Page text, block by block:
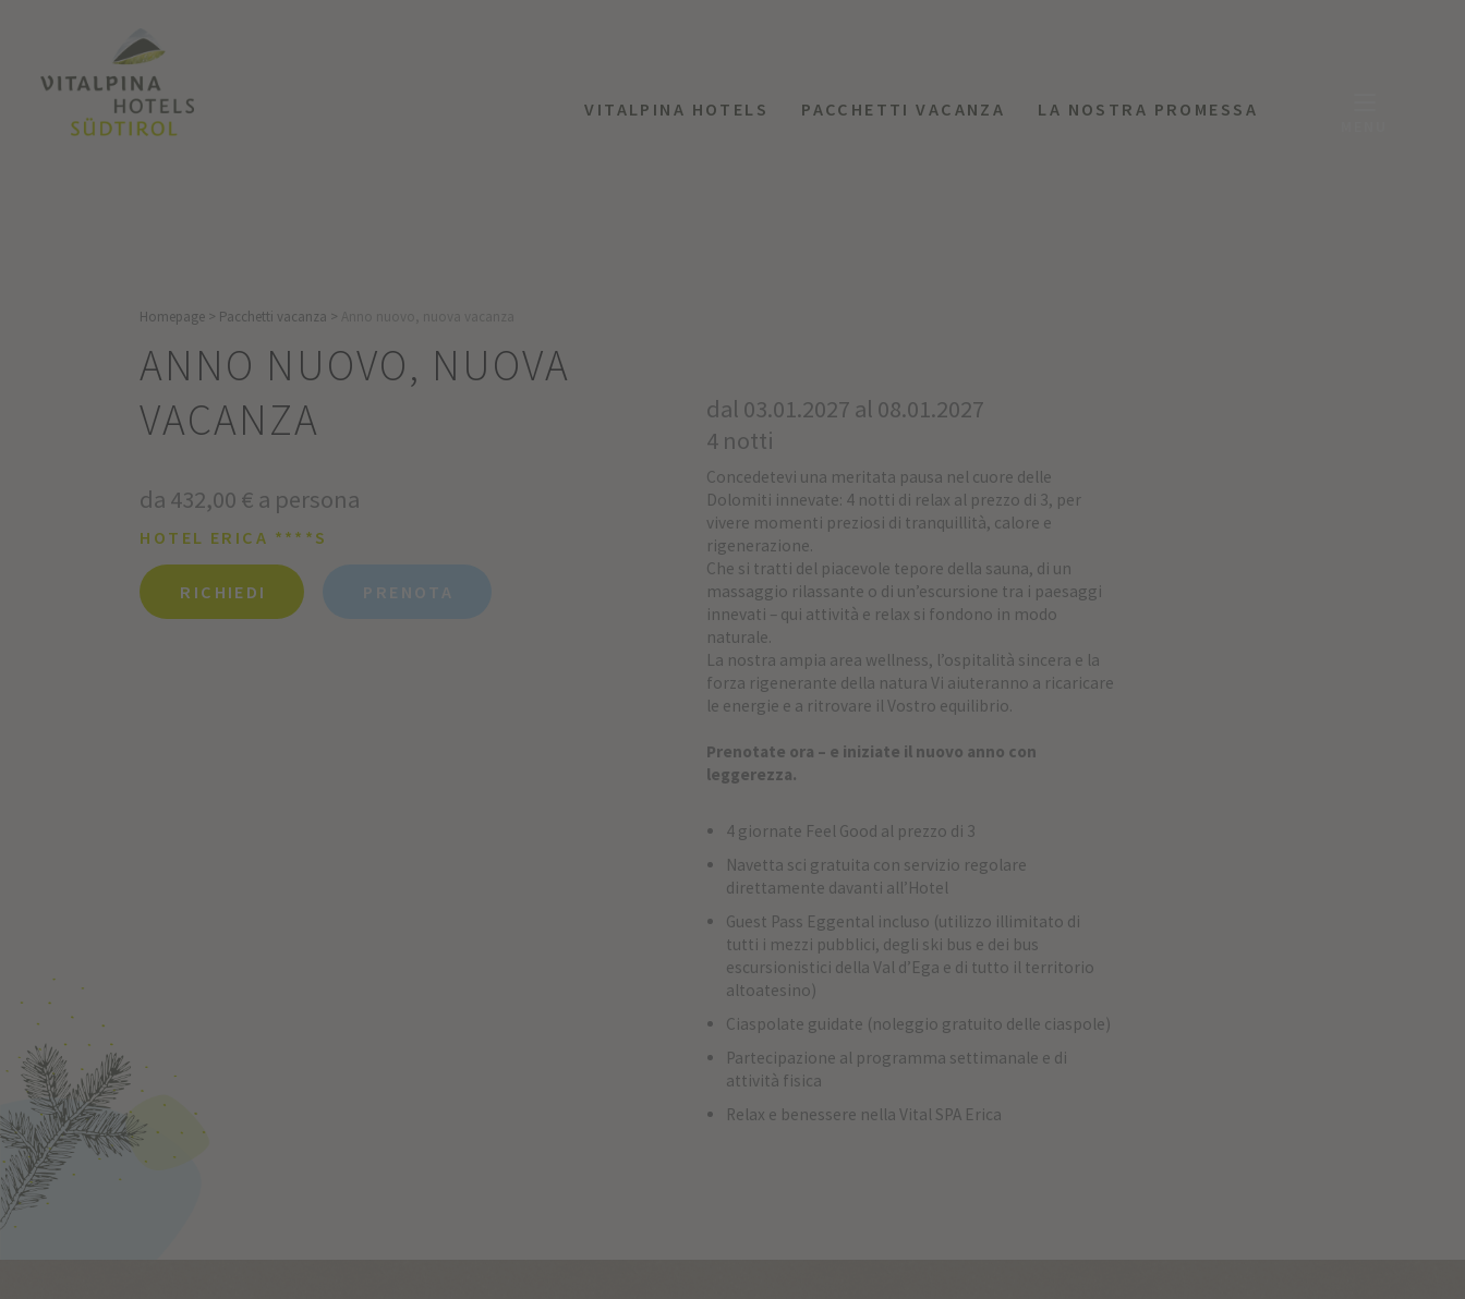
VITALPINA HOTELS PACCHETTI VACANZA LA NOSTRA PROMESSA
Homepage > Pacchetti vacanza >
ANNO NUOVO, NUOVA
VACANZA
da 432,00 € a persona
HOTEL ERICA ****S
RICHIEDI PRENOTA
dal 03.01.2027 al 08.01.2027
4 notti
Concedetevi una meritata pausa nel cuore delle
Dolomiti innevate: 4 notti di relax al prezzo di 3, per
vivere momenti preziosi di tranquillità, calore e
rigenerazione.
Che si tratti del piacevole tepore della sauna, di un
massaggio rilassante o di un’escursione tra i paesaggi
innevati – qui attività e relax si fondono in modo
naturale.
La nostra ampia area wellness, l’ospitalità sincera e la
forza rigenerante della natura Vi aiuteranno a ricaricare
le energie e a ritrovare il Vostro equilibrio.
Prenotate ora – e iniziate il nuovo anno con
leggerezza.
4 giornate Feel Good al prezzo di 3
Navetta sci gratuita con servizio regolare
direttamente davanti all’Hotel
Guest Pass Eggental incluso (utilizzo illimitato di
tutti i mezzi pubblici, degli ski bus e dei bus
escursionistici della Val d’Ega e di tutto il territorio
altoatesino)
Ciaspolate guidate (noleggio gratuito delle ciaspole)
Partecipazione al programma settimanale e di
attività fisica
Relax e benessere nella Vital SPA Erica